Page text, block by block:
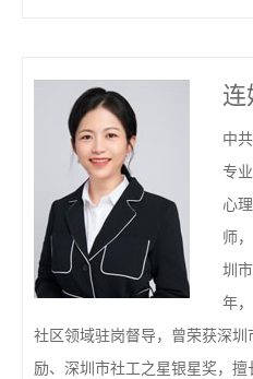
连
中
专
心
师
圳
年
社区领域驻岗督导，曾荣获深
励、深圳市社工之星银星奖，